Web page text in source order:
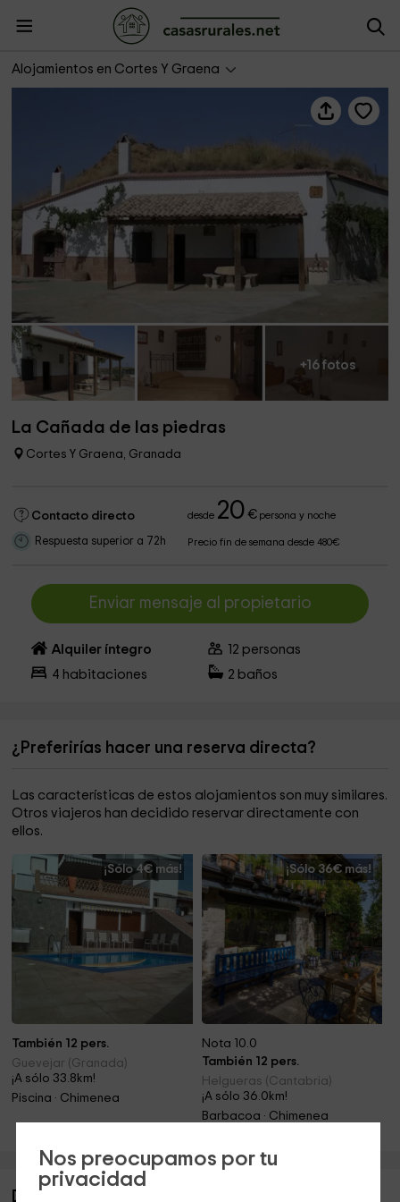
Nos preocupamos por tu
privacidad
Alojamientos en Cortes Y Graena
La Cañada de las piedras
+16 fotos
La Cañada de las piedras
Cortes Y Graena, Granada
Contacto directo desde 20 €persona y noche
Respuesta superior a 72h Precio fin de semana desde 480€
Enviar mensaje al propietario
Alquiler íntegro 12 personas
4 habitaciones 2 baños
¿Preferirías hacer una reserva directa?
Las características de estos alojamientos son muy similares.
Otros viajeros han decidido reservar directamente con
ellos.
¡Sólo 4€ más!
También 12 pers.
Guevejar (Granada)
¡A sólo 33.8km!
Piscina · Chimenea
¡Sólo 36€ más!
Nota 10.0
También 12 pers.
Helgueras (Cantabria)
¡A sólo 36.0km!
Barbacoa · Chimenea
Descripción de La Cañada de las piedras